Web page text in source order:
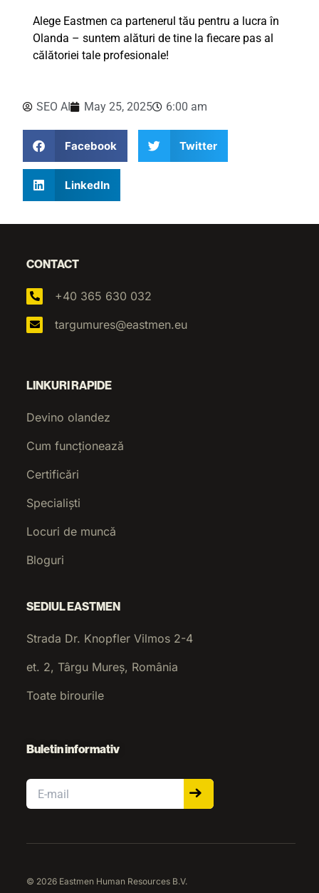
Alege Eastmen ca partenerul tău pentru a lucra în
Olanda – suntem alături de tine la fiecare pas al
călătoriei tale profesionale!
SEO AI May 25, 2025 6:00 am
Facebook Twitter
LinkedIn
CONTACT
+40 365 630 032
targumures@eastmen.eu
LINKURI RAPIDE
Devino olandez
Cum funcționează
Certificări
Specialiști
Locuri de muncă
Bloguri
SEDIUL EASTMEN
Strada Dr. Knopfler Vilmos 2-4
et. 2, Târgu Mureș, România
Toate birourile
Buletin informativ
Email
© 2026 Eastmen Human Resources B.V.